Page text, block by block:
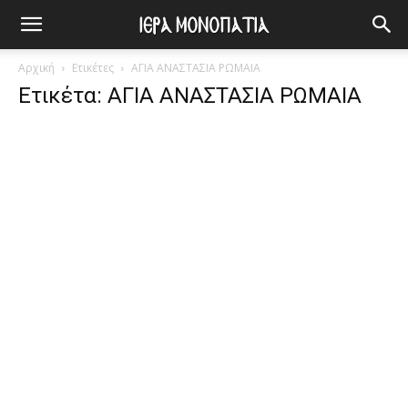
Αρχική Ετικέτες ΑΓΙΑ ΑΝΑΣΤΑΣΙΑ ΡΩΜΑΙΑ
Ετικέτα: ΑΓΙΑ ΑΝΑΣΤΑΣΙΑ ΡΩΜΑΙΑ